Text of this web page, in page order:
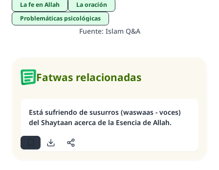
La fe en Allah
La oración
Problemáticas psicológicas
Fuente: Islam Q&A
Fatwas relacionadas
Está sufriendo de susurros (waswaas - voces)
del Shaytaan acerca de la Esencia de Allah.